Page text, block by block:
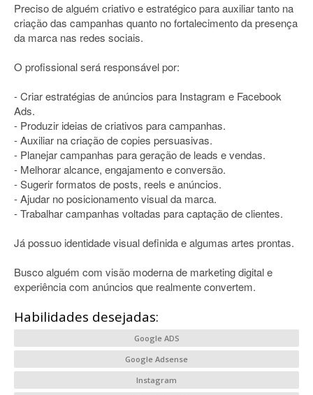
Preciso de alguém criativo e estratégico para auxiliar tanto na
criação das campanhas quanto no fortalecimento da presença
da marca nas redes sociais.
O profissional será responsável por:
- Criar estratégias de anúncios para Instagram e Facebook
Ads.
- Produzir ideias de criativos para campanhas.
- Auxiliar na criação de copies persuasivas.
- Planejar campanhas para geração de leads e vendas.
- Melhorar alcance, engajamento e conversão.
- Sugerir formatos de posts, reels e anúncios.
- Ajudar no posicionamento visual da marca.
- Trabalhar campanhas voltadas para captação de clientes.
Já possuo identidade visual definida e algumas artes prontas.
Busco alguém com visão moderna de marketing digital e
experiência com anúncios que realmente convertem.
Habilidades desejadas:
Google ADS
Google Adsense
Instagram